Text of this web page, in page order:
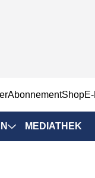
AbonnementShop
MEDIATHEK